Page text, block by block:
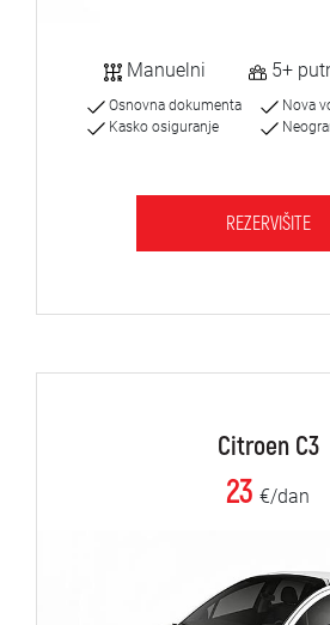
Manuelni 5+
Osnovna dokumenta
Kasko osiguranje
Nova
REZERVIŠITE
Citroen C3
23 €/dan